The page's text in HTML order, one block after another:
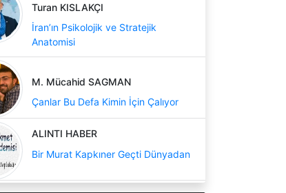
Turan KISLAKÇI
İran’ın Psikolojik ve Stratejik
Anatomisi
M. Mücahid SAGMAN
Çanlar Bu Defa Kimin İçin Çalıyor
ALINTI HABER
Bir Murat Kapkıner Geçti Dünyadan